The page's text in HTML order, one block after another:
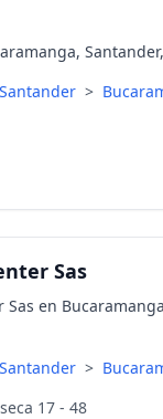
Santander >
Sas
Sas en
Santander >
17 - 48